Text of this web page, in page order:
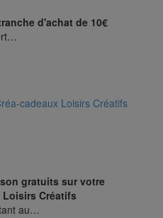
d'achat de 10€
cadeaux Loisirs Créatifs
gratuits sur votre
Loisirs Créatifs
au…